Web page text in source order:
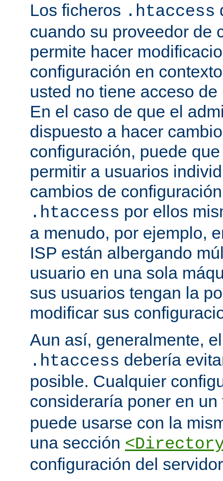
Los ficheros .htaccess
cuando su proveedor de
permite hacer
configuración en
usted no tiene acceso
En el caso de que el
dispuesto a hacer
configuración, puede
permitir a usuarios
cambios de
.htaccess por ellos
a menudo, por ejemplo,
ISP están albergando
usuario en una sola
sus usuarios tengan la
modificar sus
Aun así, generalmente,
.htaccess debería
posible. Cualquier
consideraría poner en
puede usarse con la
una sección
configuración del